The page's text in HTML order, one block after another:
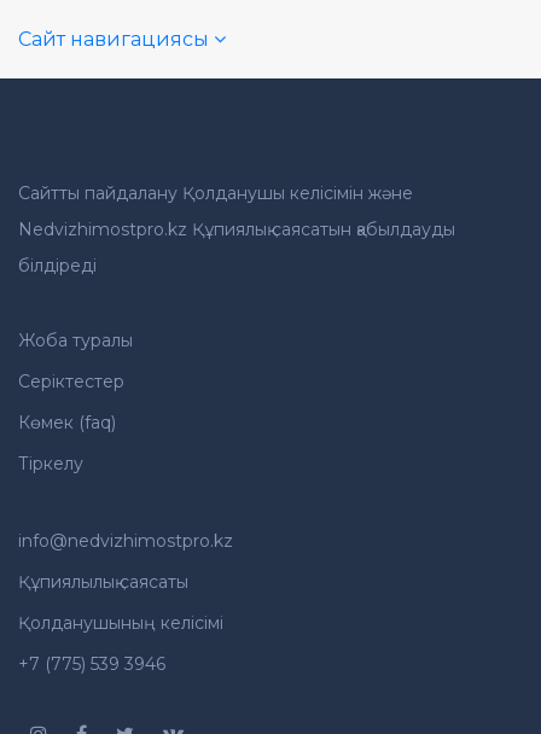
Сайт навигациясы
Сайтты пайдалану Қолданушы келісімін және
Nedvizhimostpro.kz Құпиялық саясатын қабылдауды
білдіреді
Жоба туралы
Серіктестер
Көмек (faq)
Тіркелу
info@nedvizhimostpro.kz
Құпиялылық саясаты
Қолданушының келісімі
+7 (775) 539 3946